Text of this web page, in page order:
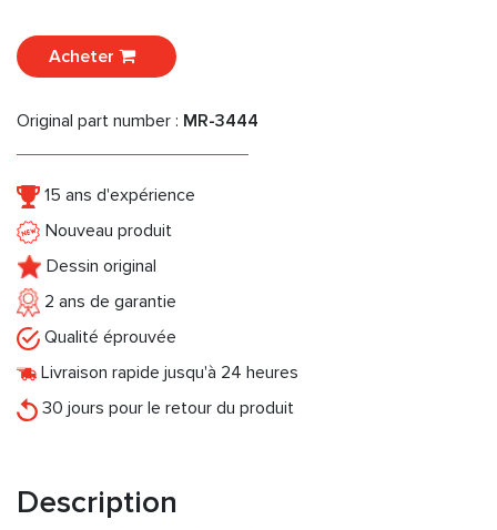
Acheter
Original part number : MR-3444
15 ans d'expérience
Nouveau produit
Dessin original
2 ans de garantie
Qualité éprouvée
Livraison rapide jusqu'à 24 heures
30 jours pour le retour du produit
Description